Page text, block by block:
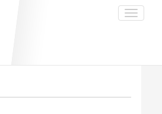
Toggle